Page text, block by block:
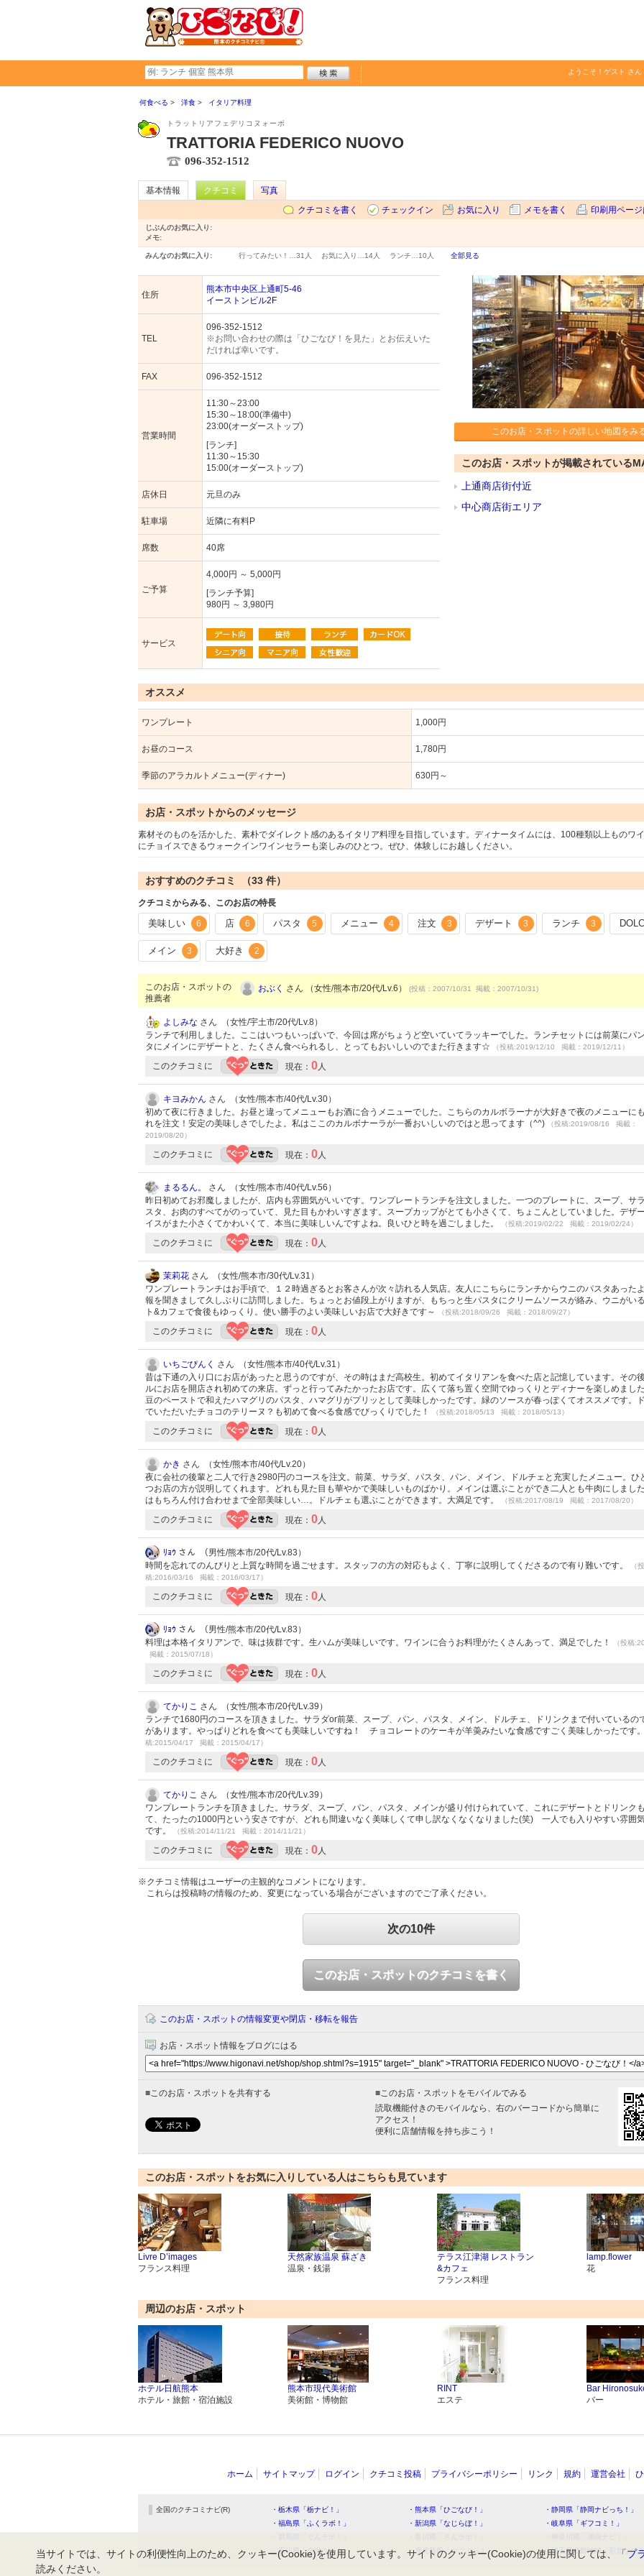
ようこそ！ ゲスト さん
何食べる 洋食 イタリア料理
トラットリアフェデリコヌォーボ
TRATTORIA FEDERICO NUOVO
096-352-1512
基本情報 クチコミ
写真
クチコミを書く
チェックイン お気に入り メモを書く 印刷用ページ
じぶんのお気に入り:
メモ:
みんなのお気に入り: 行ってみたい！… 31人 お気に入り… 14人 ランチ… 10人 全部見る
住所
熊本市中央区上通町5-46
イーストンビル2F
TEL
096-352-1512
※お問い合わせの際は「ひごなび！を見た」とお伝えいた
だければ幸いです。
FAX 096-352-1512
営業時間
11:30～23:00
15:30～18:00(準備中)
23:00(オーダーストップ)
[ランチ]
11:30～15:30
15:00(オーダーストップ)
店休日 元旦のみ
駐車場 近隣に有料P
席数 40席
ご予算
4,000円 ～ 5,000円
[ランチ予算]
980円 ～ 3,980円
サービス
このお店・スポットの詳しい地図をみ
このお店・スポットが掲載されている
上通商店街付近
中心商店街エリア
オススメ
ワンプレート 1,000円
お昼のコース 1,780円
季節のアラカルトメニュー(ディナー) 630円～
お店・スポットからのメッセージ
素材そのものを活かした、素朴でダイレクト感のあるイタリア料理を目指しています。ディナータイムには、100種類以上ものワ
にチョイスできるウォークインワインセラーも楽しみのひとつ。ぜひ、体験しにお越しください。
おすすめのクチコミ （33 件）
クチコミからみる、このお店の特長
美味しい 6 店 6 パスタ 5 メニュー 4 注文 3 デザート 3 ランチ 3
メイン 3 大好き 2
このお店・スポットの
推薦者
おぶく さん （女性/熊本市/20代/Lv.6） (投稿：2007/10/31 掲載：2007/10/31)
よしみな さん （女性/宇土市/20代/Lv.8）
ランチで利用しました。ここはいつもいっぱいで、今回は席がちょうど空いていてラッキーでした。ランチセットには前菜にパ
タにメインにデザートと、たくさん食べられるし、とってもおいしいのでまた行きます☆
（投稿:2019/12/10 掲載：2019/12/11）
このクチコミに 現在： 0人
キヨみかん さん （女性/熊本市/40代/Lv.30）
初めて夜に行きました。お昼と違ってメニューもお酒に合うメニューでした。こちらのカルボラーナが大好きで夜のメニューに
れを注文！安定の美味しさでしたよ。私はここのカルボナーラが一番おいしいのではと思ってます（^^)
（投稿:2019/08/16 掲載：
2019/08/20）
このクチコミに 現在： 0人
まるるん。
さん （女性/熊本市/40代/Lv.56）
昨日初めてお邪魔しましたが、店内も雰囲気がいいです。ワンプレートランチを注文しました。一つのプレートに、スープ、サ
スタ、お肉のすべてがのっていて、見た目もかわいすぎます。スープカップがとても小さくて、ちょこんとしていました。デザ
イスがまた小さくてかわいくて、本当に美味しいんですよね。良いひと時を過ごしました。
（投稿:2019/02/22 掲載：2019/02/24）
このクチコミに 現在： 0人
茉莉花 さん （女性/熊本市/30代/Lv.31）
ワンプレートランチはお手頃で、１２時過ぎるとお客さんが次々訪れる人気店。友人にこちらにランチからウニのパスタあった
報を聞きまして久しぶりに訪問しました。ちょっとお値段上がりますが、もちっと生パスタにクリームソースが絡み、ウニがい
ト&カフェで食後もゆっくり。使い勝手のよい美味しいお店で大好きです～
（投稿:2018/09/26 掲載：2018/09/27）
このクチコミに 現在： 0人
いちごぴんく さん （女性/熊本市/40代/Lv.31）
昔は下通の入り口にお店があったと思うのですが、その時はまだ高校生。初めてイタリアンを食べた店と記憶しています。その
ルにお店を開店され初めての来店。ずっと行ってみたかったお店です。広くて落ち置く空間でゆっくりとディナーを楽しめまし
豆のペーストで和えたハマグリのパスタ、ハマグリがプリッとして美味しかったです。緑のソースが春っぽくてオススメです。
でいただいたチョコのテリーヌ？も初めて食べる食感でびっくりでした！
（投稿:2018/05/13 掲載：2018/05/13）
このクチコミに 現在： 0人
かき さん （女性/熊本市/40代/Lv.20）
夜に会社の後輩と二人で行き2980円のコースを注文。前菜、サラダ、パスタ、パン、メイン、ドルチェと充実したメニュー。ひ
つお店の方が説明してくれます。どれも見た目も華やかで美味しいものばかり。メインは選ぶことができ二人とも牛肉にしまし
はもちろん付け合わせまで全部美味しい…。ドルチェも選ぶことができます。大満足です。
（投稿:2017/08/19 掲載：2017/08/20）
このクチコミに 現在： 0人
ﾘｮｳ さん （男性/熊本市/20代/Lv.83）
時間を忘れてのんびりと上質な時間を過ごせます。スタッフの方の対応もよく、丁寧に説明してくださるので有り難いです。
（投
稿:2016/03/16 掲載：2016/03/17）
このクチコミに 現在： 0人
ﾘｮｳ さん （男性/熊本市/20代/Lv.83）
料理は本格イタリアンで、味は抜群です。生ハムが美味しいです。ワインに合うお料理がたくさんあって、満足でした！
（投稿
掲載：2015/07/18）
このクチコミに 現在： 0人
てかりこ さん （女性/熊本市/20代/Lv.39）
ランチで1680円のコースを頂きました。サラダor前菜、スープ、パン、パスタ、メイン、ドルチェ、ドリンクまで付いているの
があります。やっぱりどれを食べても美味しいですね！ チョコレートのケーキが羊羮みたいな食感ですごく美味しかったです。
稿:2015/04/17 掲載：2015/04/17）
このクチコミに 現在： 0人
てかりこ さん （女性/熊本市/20代/Lv.39）
ワンプレートランチを頂きました。サラダ、スープ、パン、パスタ、メインが盛り付けられていて、これにデザートとドリンク
て、たったの1000円という安さですが、どれも間違いなく美味しくて申し訳なくなくなりました(笑) 一人でも入りやすい雰囲
です。
（投稿:2014/11/21 掲載：2014/11/21）
このクチコミに 現在： 0人
※クチコミ情報はユーザーの主観的なコメントになります。
これらは投稿時の情報のため、変更になっている場合がございますのでご了承ください。
次の10件
このお店・スポットのクチコミを書く
このお店・スポットの情報変更や閉店・移転を報告
お店・スポット情報をブログにはる
■このお店・スポットを共有する ■このお店・スポットをモバイルでみる
読取機能付きのモバイルなら、右のバーコードから簡単に
アクセス！
便利に店舗情報を持ち歩こう！
このお店・スポットをお気に入りしている人はこちらも見ています
Livre D’images
フランス料理
天然家族温泉 蘇ざき
温泉・銭湯
テラス江津湖 レストラン
&カフェ
フランス料理
lamp.flower
花
周辺のお店・スポット
ホテル日航熊本
ホテル・旅館・宿泊施設
熊本市現代美術館
美術館・博物館
RINT
エステ
Bar
バー
ホーム サイトマップ ログイン クチコミ投稿 プライバシーポリシー リンク 規約 運営会社
全国のクチコミナビ(R) ・栃木県「栃ナビ！」 ・熊本県「ひごなび！」 ・静岡県「静岡ナビっち！」
・福島県「ふくラボ！」
・新潟県「なじらぼ！」 ・岐阜県「ギフコミ！」
・石川県「金沢ラボ！」
・鹿児島県「かごぶら！」 ・埼玉県北部地域「彩北なび！
当サイトでは、サイトの利便性向上のため、クッキー(Cookie)を使用しています。サイトのクッキー(Cookie)の使用に関しては、「プ
読みください。